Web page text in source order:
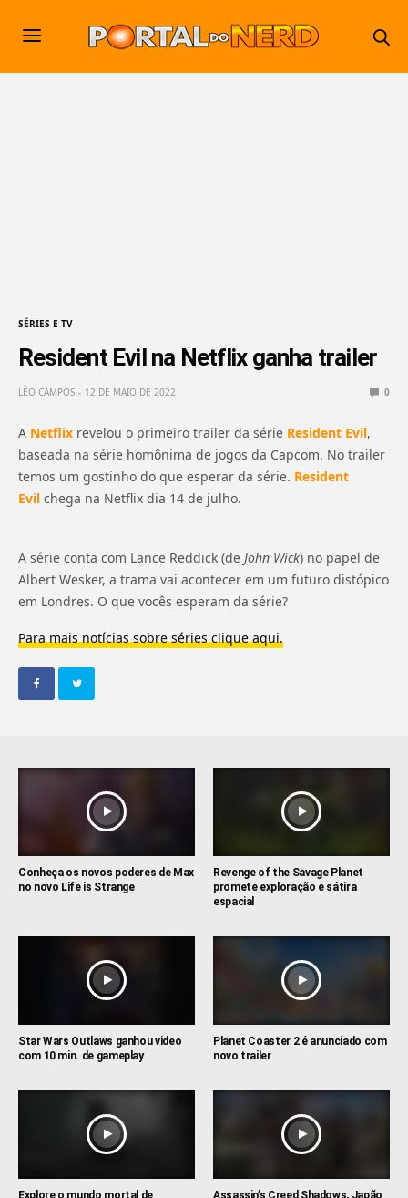
SÉRIES E TV
Resident Evil na Netflix ganha trailer
LÉO CAMPOS 12 DE MAIO DE 2022 0
A Netflix revelou o primeiro trailer da série Resident Evil,
baseada na série homônima de jogos da Capcom. No trailer
temos um gostinho do que esperar da série. Resident
Evilchega na Netflix dia 14 de julho.
A série conta com Lance Reddick (de John Wick) no papel de
Albert Wesker, a trama vai acontecer em um futuro distópico
em Londres. O que vocês esperam da série?
Para mais notícias sobre séries clique aqui.
Conheça os novos poderes de Max
no novo Life is Strange
Revenge of the Savage Planet
promete exploração e sátira
espacial
Star Wars Outlaws ganhou video
com 10 min. de gameplay
Planet Coaster 2 é anunciado com
novo trailer
Explore o mundo mortal de
Assassin’s Creed Shadows, Japão